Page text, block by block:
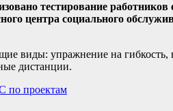
тестирование
центра социального
виды: упражнение на гибкость,
дистанции.
по проектам